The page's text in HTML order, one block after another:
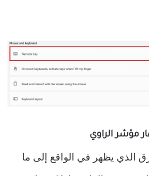
الذي يظهر في الواقع إلى ما